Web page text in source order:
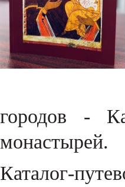
городов -
монастырей.
Каталог-